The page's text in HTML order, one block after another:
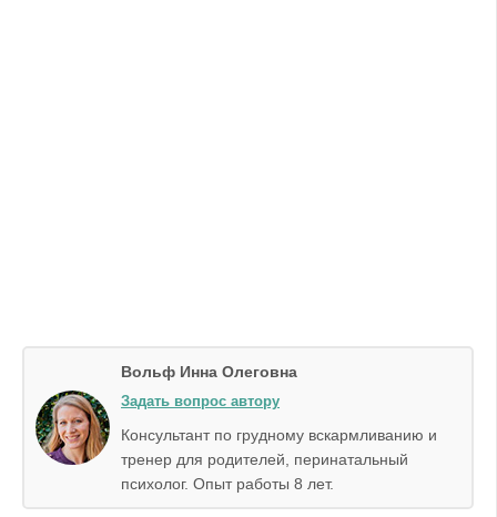
Вольф Инна Олеговна
Задать вопрос автору
Консультант по грудному вскармливанию и
тренер для родителей, перинатальный
психолог. Опыт работы 8 лет.